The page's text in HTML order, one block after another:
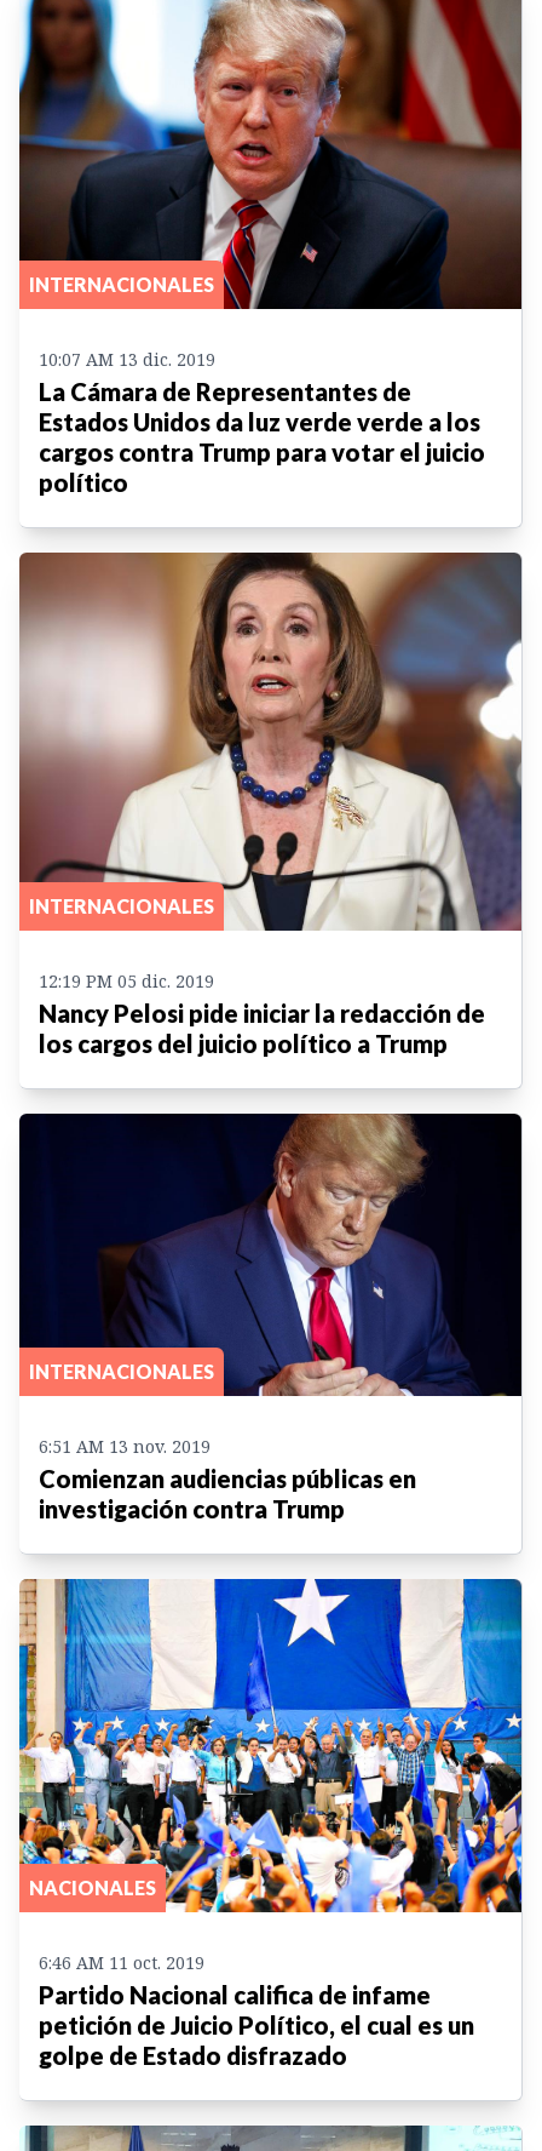
INTERNACIONALES
10:07 AM 13 dic. 2019
La Cámara de Representantes de
Estados Unidos da luz verde verde a los
cargos contra Trump para votar el juicio
político
INTERNACIONALES
12:19 PM 05 dic. 2019
Nancy Pelosi pide iniciar la redacción de
los cargos del juicio político a Trump
INTERNACIONALES
6:51 AM 13 nov. 2019
Comienzan audiencias públicas en
investigación contra Trump
NACIONALES
6:46 AM 11 oct. 2019
Partido Nacional califica de infame
petición de Juicio Político, el cual es un
golpe de Estado disfrazado